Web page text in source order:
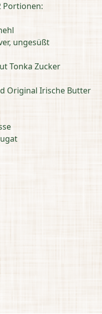
Portionen:
ungesüßt
Tonka Zucker
Original Irische Butter